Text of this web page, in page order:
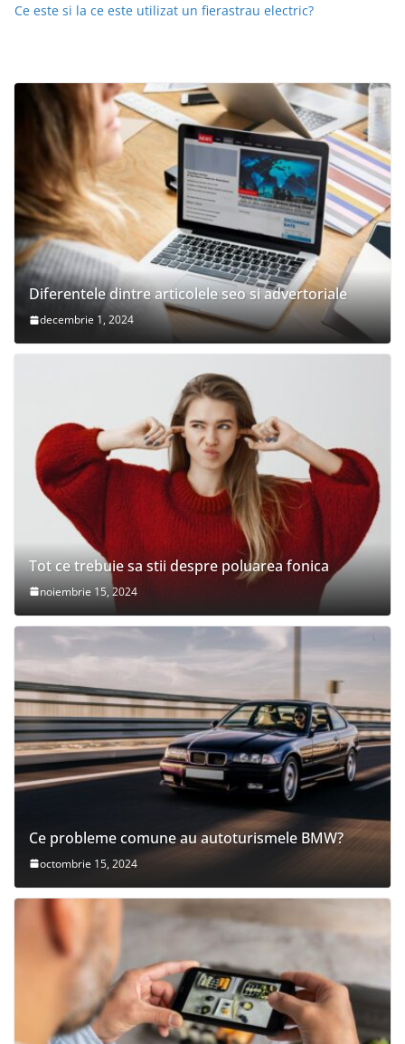
Ce este si la ce este utilizat un fierastrau electric?
Diferentele dintre articolele seo si advertoriale
decembrie 1, 2024
Tot ce trebuie sa stii despre poluarea fonica
noiembrie 15, 2024
Ce probleme comune au autoturismele BMW?
octombrie 15, 2024